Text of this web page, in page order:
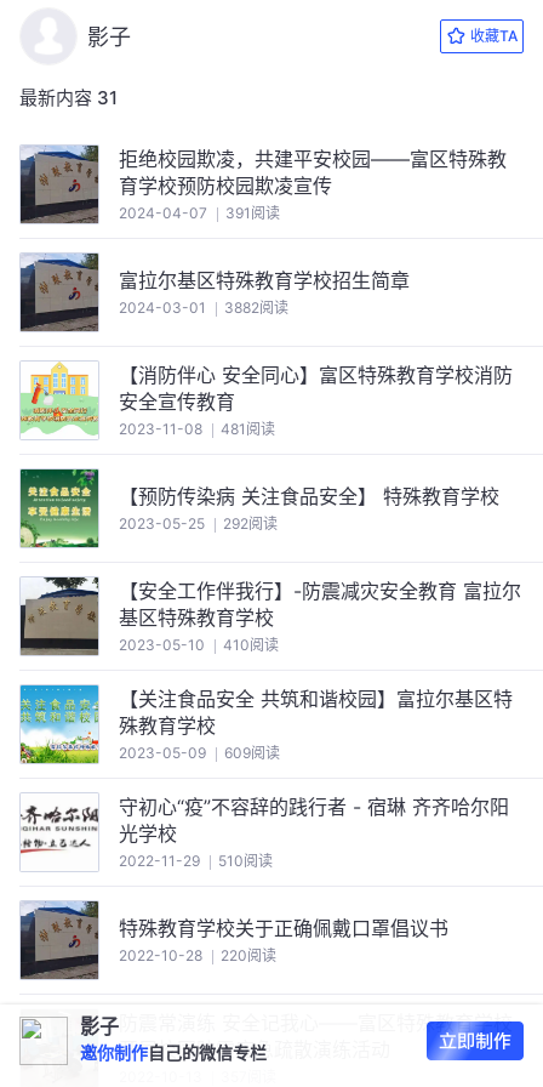
影子 收藏TA
最新内容 31
拒绝校园欺凌，共建平安校园——富区特殊教
育学校预防校园欺凌宣传
2024-04-07 391阅读
富拉尔基区特殊教育学校招生简章
2024-03-01 3882阅读
【消防伴心 安全同心】富区特殊教育学校消防
安全宣传教育
2023-11-08 481阅读
【预防传染病 关注食品安全】 特殊教育学校
2023-05-25 292阅读
【安全工作伴我行】-防震减灾安全教育 富拉尔
基区特殊教育学校
2023-05-10 410阅读
【关注食品安全 共筑和谐校园】富拉尔基区特
殊教育学校
2023-05-09 609阅读
守初心“疫”不容辞的践行者 - 宿琳 齐齐哈尔阳
光学校
2022-11-29 510阅读
特殊教育学校关于正确佩戴口罩倡议书
2022-10-28 220阅读
防震常演练 安全记我心——富区特殊教育学校
开展校园防震应急疏散演练活动
影子
邀你制作 自己的微信专栏